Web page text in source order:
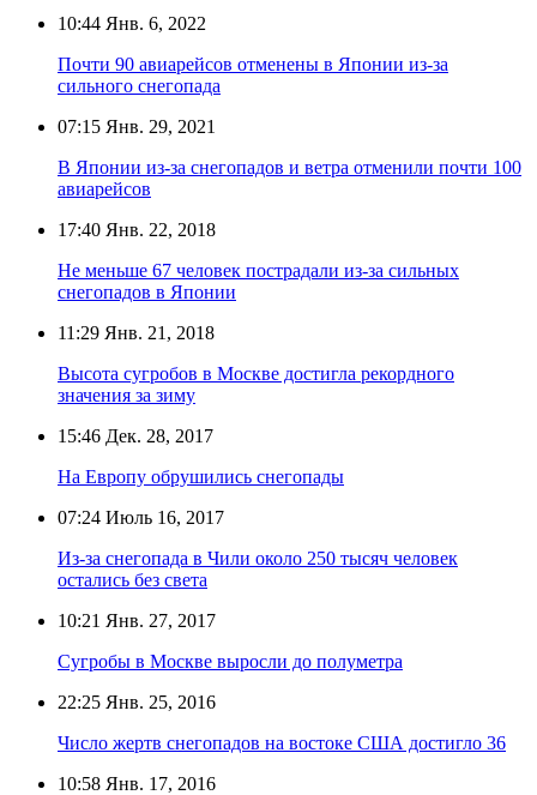
10:44 Янв. 6, 2022
Почти 90 авиарейсов отменены в Японии из-за
сильного снегопада
07:15 Янв. 29, 2021
В Японии из-за снегопадов и ветра отменили почти 100
авиарейсов
17:40 Янв. 22, 2018
Не меньше 67 человек пострадали из-за сильных
снегопадов в Японии
11:29 Янв. 21, 2018
Высота сугробов в Москве достигла рекордного
значения за зиму
15:46 Дек. 28, 2017
На Европу обрушились снегопады
07:24 Июль 16, 2017
Из-за снегопада в Чили около 250 тысяч человек
остались без света
10:21 Янв. 27, 2017
Сугробы в Москве выросли до полуметра
22:25 Янв. 25, 2016
Число жертв снегопадов на востоке США достигло 36
10:58 Янв. 17, 2016